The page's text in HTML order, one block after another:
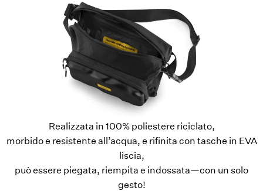
Realizzata in 100% poliestere riciclato,
morbido e resistente all’acqua, e rifinita con tasche in EVA
liscia,
può essere piegata, riempita e indossata—con un solo
gesto!